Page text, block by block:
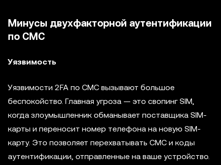
Минусы двухфакторной аутентификации
по СМС
Уязвимость
Уязвимости 2FA по СМС вызывают большое
беспокойство. Главная угроза — это свопинг SIM,
когда злоумышленник обманывает поставщика SIM-
карты и переносит номер телефона на новую SIM-
карту. Это позволяет перехватывать СМС и коды
аутентификации, отправленные на ваше устройство.